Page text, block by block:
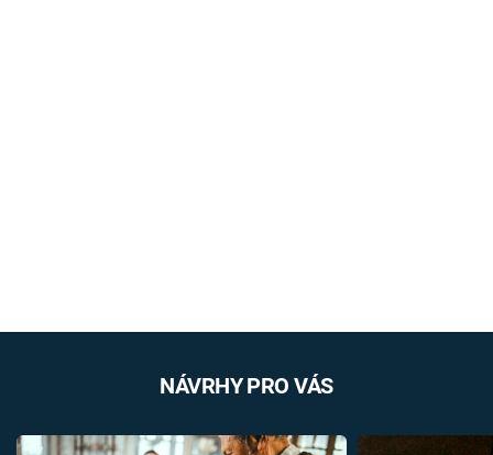
NÁVRHY PRO VÁS